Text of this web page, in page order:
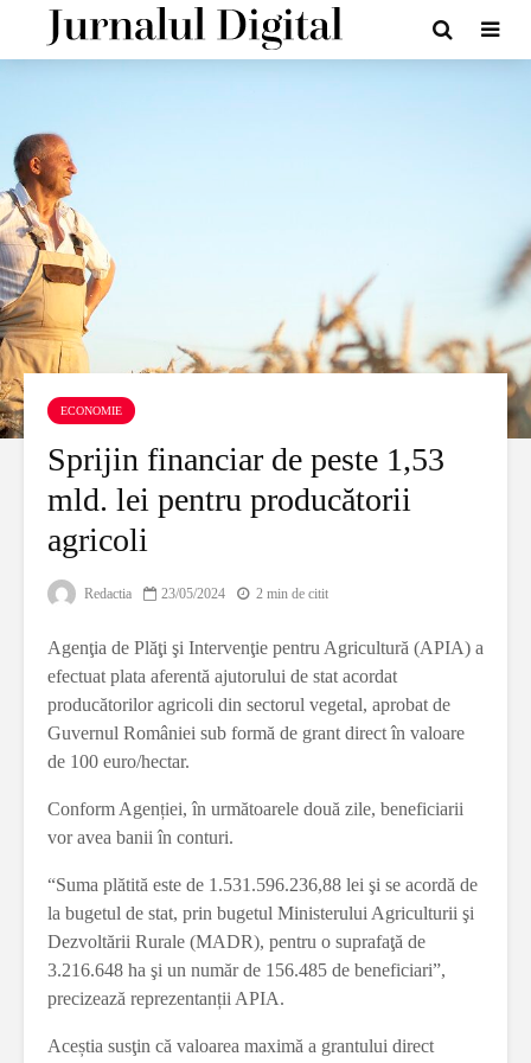
ECONOMIE
Sprijin financiar de peste 1,53
mld. lei pentru producătorii
agricoli
Redactia 23/05/2024 2 min de citit
Agenţia de Plăţi şi Intervenţie pentru Agricultură (APIA) a
efectuat plata aferentă ajutorului de stat acordat
producătorilor agricoli din sectorul vegetal, aprobat de
Guvernul României sub formă de grant direct în valoare
de 100 euro/hectar.
Conform Agenției, în următoarele două zile, beneficiarii
vor avea banii în conturi.
“Suma plătită este de 1.531.596.236,88 lei şi se acordă de
la bugetul de stat, prin bugetul Ministerului Agriculturii şi
Dezvoltării Rurale (MADR), pentru o suprafaţă de
3.216.648 ha şi un număr de 156.485 de beneficiari”,
precizează reprezentanții APIA.
Aceștia susţin că valoarea maximă a grantului direct